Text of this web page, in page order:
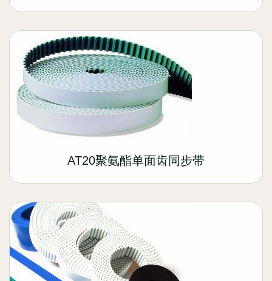
AT20聚氨酯单面齿同步带